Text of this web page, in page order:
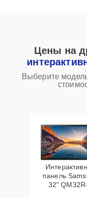
Цены на
Выберите
панель
32"